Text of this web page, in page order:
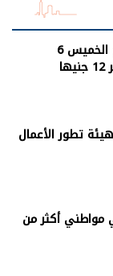
سعر الذهب يعود للتراجع اليوم الخميس 6
تطور الأعمال
أكثر من